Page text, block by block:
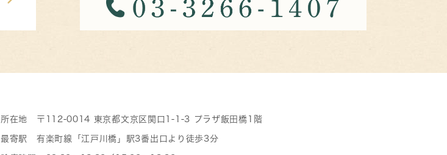
所在地 〒112-0014 東京都文京区関口1-1-3 プラザ飯田橋1階
最寄駅 有楽町線「江戸川橋」駅3番出口より徒歩3分